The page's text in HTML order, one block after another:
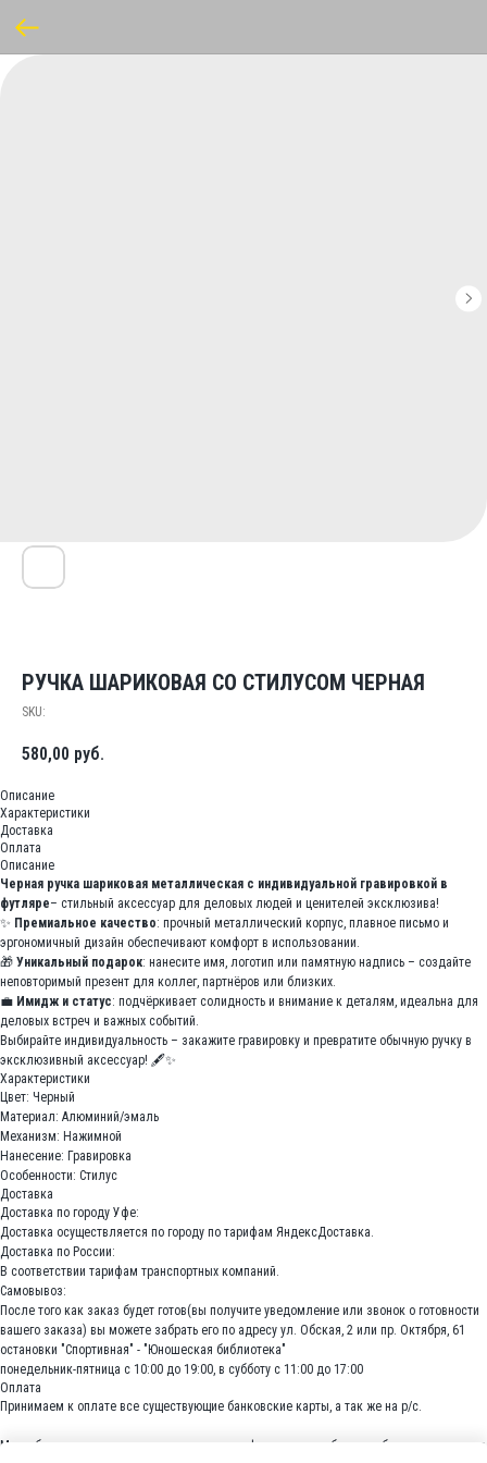
РУЧКА ШАРИКОВАЯ СО СТИЛУСОМ ЧЕРНАЯ
SKU:
580,00 руб.
Описание
Характеристики
Доставка
Оплата
Описание
Черная ручка шариковая металлическая с индивидуальной гравировкой в
футляре– стильный аксессуар для деловых людей и ценителей эксклюзива!
✨ Премиальное качество: прочный металлический корпус, плавное письмо и
эргономичный дизайн обеспечивают комфорт в использовании.
🎁 Уникальный подарок: нанесите имя, логотип или памятную надпись – создайте
неповторимый презент для коллег, партнёров или близких.
💼 Имидж и статус: подчёркивает солидность и внимание к деталям, идеальна для
деловых встреч и важных событий.
Выбирайте индивидуальность – закажите гравировку и превратите обычную ручку в
эксклюзивный аксессуар! 🖋️✨
Характеристики
Цвет: Черный
Материал: Алюминий/эмаль
Механизм: Нажимной
Нанесение: Гравировка
Особенности: Стилус
Доставка
Доставка по городу Уфе:
Доставка осуществляется по городу по тарифам ЯндексДоставка.
Доставка по России:
В соответствии тарифам транспортных компаний.
Самовывоз:
После того как заказ будет готов(вы получите уведомление или звонок о готовности
вашего заказа) вы можете забрать его по адресу ул. Обская, 2 или пр. Октября, 61
остановки "Спортивная" - "Юношеская библиотека"
понедельник-пятница с 10:00 до 19:00, в субботу с 11:00 до 17:00
Оплата
Принимаем к оплате все существующие банковские карты, а так же на р/с.
Мы работаем по предоплате, при оплате по факту, вам необходимо будет ждать заказ